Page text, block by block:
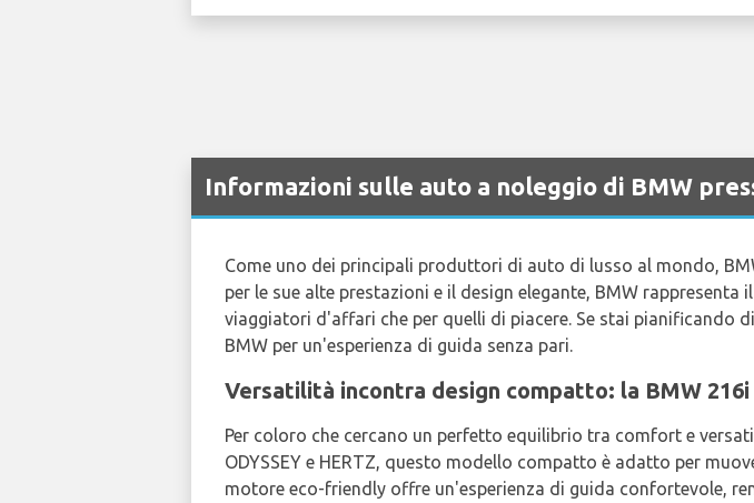
Informazioni sulle auto a noleggio di BMW
Come uno dei principali produttori di auto di lusso al mondo,
per le sue alte prestazioni e il design elegante, BMW
viaggiatori d'affari che per quelli di piacere. Se stai pianificando
BMW per un'esperienza di guida senza pari.
Versatilità incontra design compatto: la BMW 216i
Per coloro che cercano un perfetto equilibrio tra comfort e
ODYSSEY e HERTZ, questo modello compatto è adatto per
motore eco-friendly offre un'esperienza di guida confortevole,